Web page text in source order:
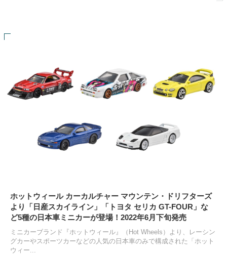
ホットウィール カーカルチャー マウンテン・ドリフターズ
より「日産スカイライン」「トヨタ セリカ GT-FOUR」な
ど5種の日本車ミニカーが登場！2022年6月下旬発売
ミニカーブランド『ホットウィール』（Hot Wheels）より、レーシン
グカーやスポーツカーなどの人気の日本車のみで構成された「ホット
ウィー...